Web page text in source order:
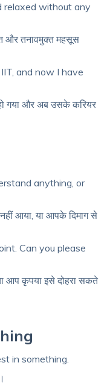
relaxed without any
और तनावमुक्त महसूस
and now I have
और अब उसके करियर
anything, or
आया, या आपके दिमाग से
Can you please
आप कृपया इसे दोहरा सकते
in something.